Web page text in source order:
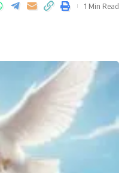
1 Min Read